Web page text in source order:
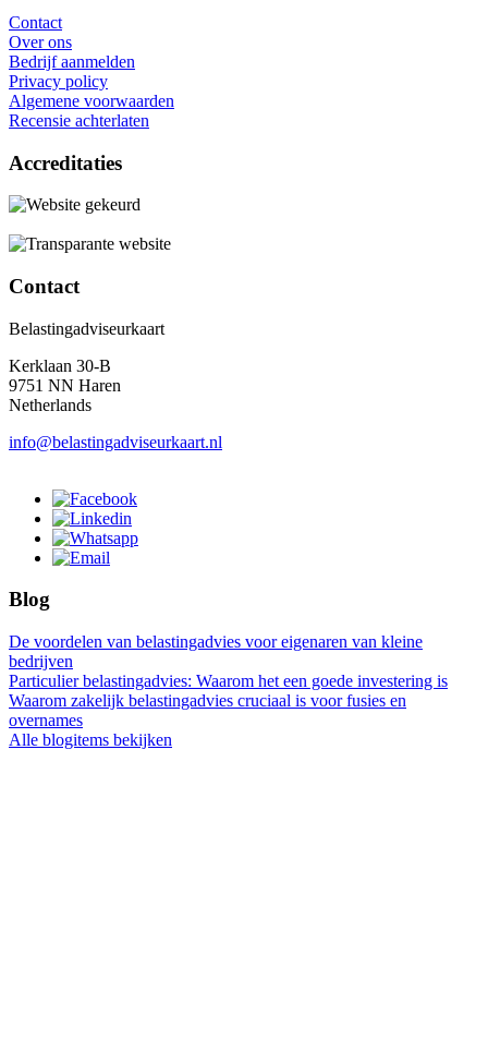
Contact
Over ons
Bedrijf aanmelden
Privacy policy
Algemene voorwaarden
Recensie achterlaten
Accreditaties
Contact
Belastingadviseurkaart
Kerklaan 30-B
9751 NN Haren
Netherlands
info@belastingadviseurkaart.nl
Blog
De voordelen van belastingadvies voor eigenaren van kleine
bedrijven
Particulier belastingadvies: Waarom het een goede investering is
Waarom zakelijk belastingadvies cruciaal is voor fusies en
overnames
Alle blogitems bekijken